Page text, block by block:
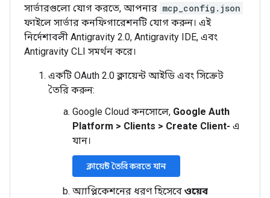
সার্ভারগুলো যোগ করতে, আপনার mcp_config.json
ফাইলে সার্ভার কনফিগারেশনটি যোগ করুন। এই
নির্দেশাবলী Antigravity 2.0, Antigravity IDE, এবং
Antigravity CLI সমর্থন করে।
একটি OAuth 2.0 ক্লায়েন্ট আইডি এবং সিক্রেট
তৈরি করুন:
Google Cloud কনসোলে, Google Auth
Platform > Clients > Create Client- এ
যান।
ক্লায়েন্ট তৈরি করতে যান
অ্যাপ্লিকেশনের ধরণ হিসেবে ওয়েব